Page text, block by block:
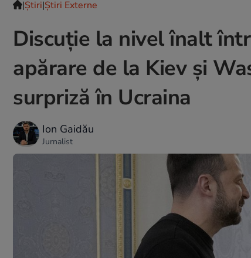
|Ştiri|Știri Externe
Discuție la nivel înalt
apărare de la Kiev și
surpriză în Ucraina
Ion Gaidău
Jurnalist